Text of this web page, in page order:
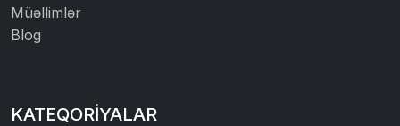
Müəllimlər
Blog
KATEQORIYALAR